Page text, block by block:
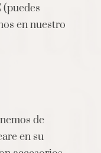
en nuestro
de
en su